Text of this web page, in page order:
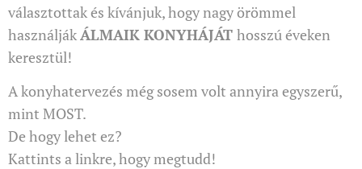
választottak és kívánjuk, hogy nagy örömmel
használjákÁLMAIK KONYHÁJÁT hosszú éveken
keresztül!
A konyhatervezés még sosem volt annyira egyszerű,
mint MOST.
De hogy lehet ez?
Kattints a linkre, hogy megtudd!